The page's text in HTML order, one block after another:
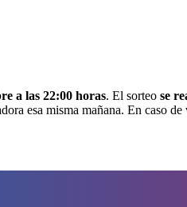
a las 22:00 horas. El sorteo se
esa misma mañana. En caso